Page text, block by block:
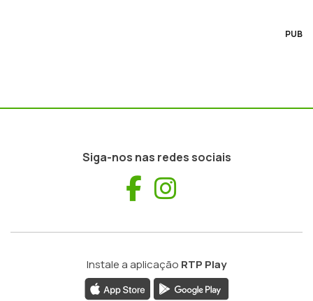
PUB
Siga-nos nas redes sociais
Facebook
Instale a aplicação RTP Play